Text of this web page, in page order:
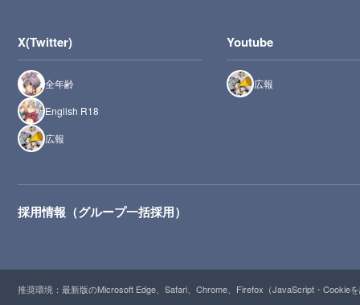
X(Twitter)
全年齢
English R18
広報
Youtube
広報
採用情報（グループ一括採用）
推奨環境：最新版のMicrosoft Edge、Safari、Chrome、Firefox（JavaScript・Cookie